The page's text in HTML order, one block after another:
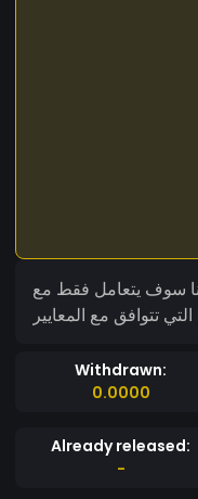
سوف يتعامل فقط مع
تتوافق مع المعايير
Withdrawn:
0.0000
Already released:
-